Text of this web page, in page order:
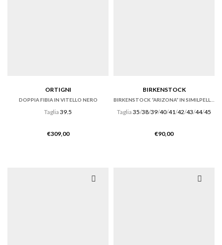
ORTIGNI
DOPPIA FIBIA IN VITELLO NERO
Taglia 39.5
€309,00
BIRKENSTOCK
Taglia 35/38/39/40/41/42/43/44/45
€90,00